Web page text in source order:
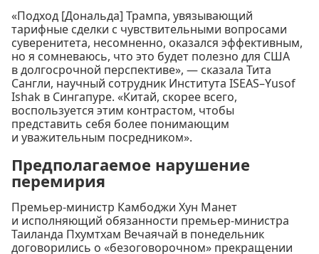
«Подход [Дональда] Трампа, увязывающий
тарифные сделки с чувствительными вопросами
суверенитета, несомненно, оказался эффективным,
но я сомневаюсь, что это будет полезно для США
в долгосрочной перспективе», — сказала Тита
Сангли, научный сотрудник Института ISEAS–Yusof
Ishak в Сингапуре. «Китай, скорее всего,
воспользуется этим контрастом, чтобы
представить себя более понимающим
и уважительным посредником».
Предполагаемое нарушение
перемирия
Премьер-министр Камбоджи Хун Манет
и исполняющий обязанности премьер-министра
Таиланда Пхумтхам Вечаячай в понедельник
договорились о «безоговорочном» прекращении